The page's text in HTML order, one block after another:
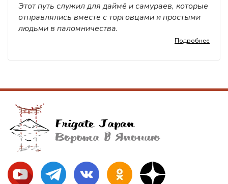
Этот путь служил для даймё и самураев, которые
отправлялись вместе с торговцами и простыми
людьми в паломничества.
Подробнее